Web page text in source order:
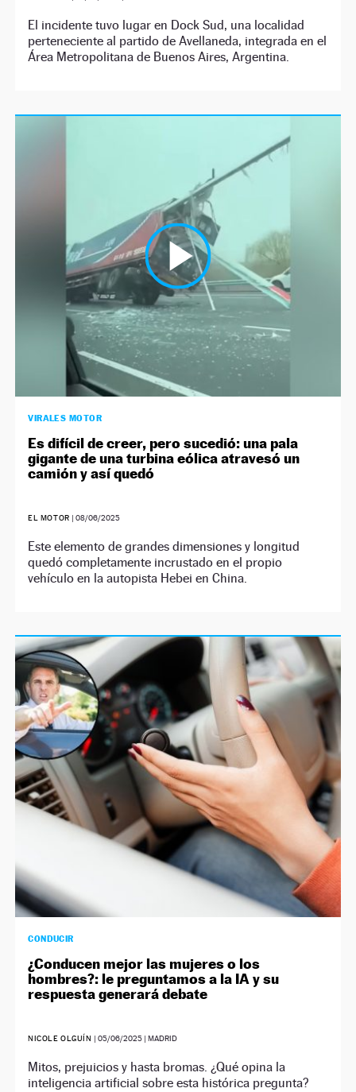
El incidente tuvo lugar en Dock Sud, una localidad
perteneciente al partido de Avellaneda, integrada en el
Área Metropolitana de Buenos Aires, Argentina.
VIRALES MOTOR
Es difícil de creer, pero sucedió: una pala
gigante de una turbina eólica atravesó un
camión y así quedó
EL MOTOR | 08/06/2025
Este elemento de grandes dimensiones y longitud
quedó completamente incrustado en el propio
vehículo en la autopista Hebei en China.
CONDUCIR
¿Conducen mejor las mujeres o los
hombres?: le preguntamos a la IA y su
respuesta generará debate
NICOLE OLGUÍN | 05/06/2025| MADRID
Mitos, prejuicios y hasta bromas. ¿Qué opina la
inteligencia artificial sobre esta histórica pregunta?